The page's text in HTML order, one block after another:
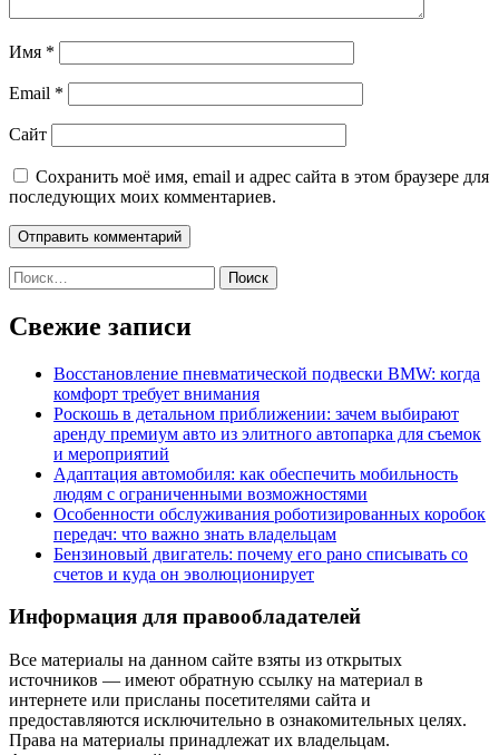
Имя *
Email *
Сайт
Сохранить моё имя, email и адрес сайта в этом браузере для
последующих моих комментариев.
Найти:
Свежие записи
Восстановление пневматической подвески BMW: когда
комфорт требует внимания
Роскошь в детальном приближении: зачем выбирают
аренду премиум авто из элитного автопарка для съемок
и мероприятий
Адаптация автомобиля: как обеспечить мобильность
людям с ограниченными возможностями
Особенности обслуживания роботизированных коробок
передач: что важно знать владельцам
Бензиновый двигатель: почему его рано списывать со
счетов и куда он эволюционирует
Информация для правообладателей
Все материалы на данном сайте взяты из открытых
источников — имеют обратную ссылку на материал в
интернете или присланы посетителями сайта и
предоставляются исключительно в ознакомительных целях.
Права на материалы принадлежат их владельцам.